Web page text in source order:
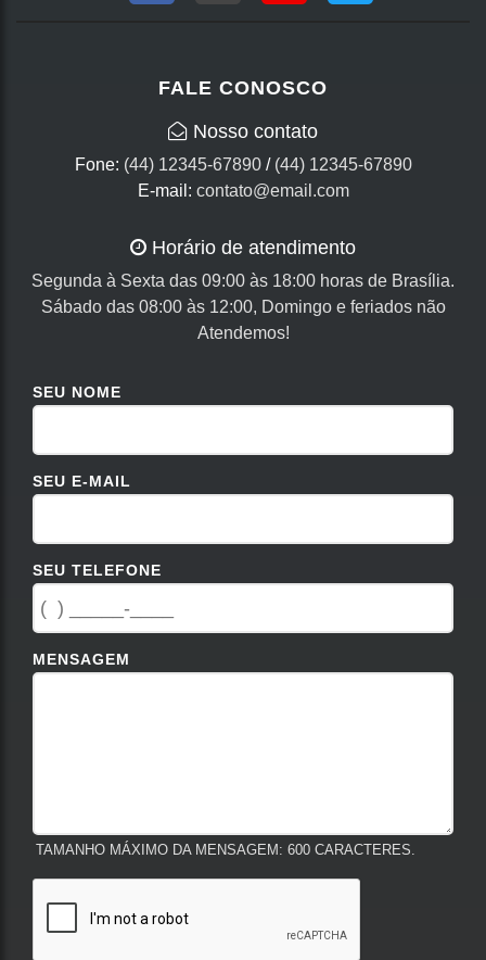
FALE CONOSCO
Nosso contato
Fone: (44) 12345-67890/ (44) 12345-67890
E-mail: contato@email.com
Horário de atendimento
Segunda à Sexta das 09:00 às 18:00 horas de Brasília.
Sábado das 08:00 às 12:00, Domingo e feriados não
Atendemos!
SEU NOME
SEU E-MAIL
SEU TELEFONE
MENSAGEM
TAMANHO MÁXIMO DA MENSAGEM: 600 CARACTERES.